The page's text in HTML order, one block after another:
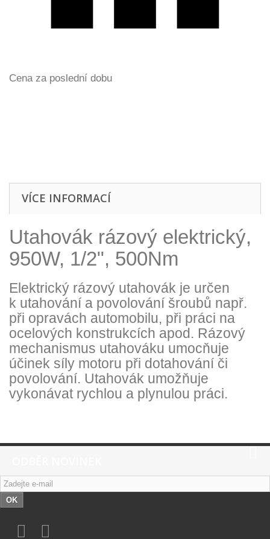
Cena za poslední dobu
VÍCE INFORMACÍ
Utahovák rázový elektrický,
950W, 1/2", 500Nm
Elektrický rázový utahovák je určen
k utahování a povolování šroubů např.
při opravách automobilu, při práci na
ocelových konstrukcích apod. Rázový
mechanismus utahováku umocňuje
účinek síly motoru při dotahování či
povolování. Utahovák umožňuje
vykonávat rychlou a plynulou práci.
OK